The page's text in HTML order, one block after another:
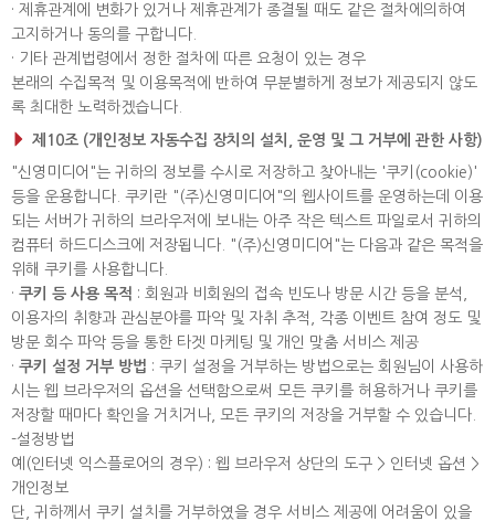
· 제휴관계에 변화가 있거나 제휴관계가 종결될 때도 같은 절차에의하여
고지하거나 동의를 구합니다.
· 기타 관계법령에서 정한 절차에 따른 요청이 있는 경우
본래의 수집목적 및 이용목적에 반하여 무분별하게 정보가 제공되지 않도
록 최대한 노력하겠습니다.
제10조 (개인정보 자동수집 장치의 설치, 운영 및 그 거부에 관한 사항)
"신영미디어"는 귀하의 정보를 수시로 저장하고 찾아내는 '쿠키(cookie)'
등을 운용합니다. 쿠키란 "(주)신영미디어"의 웹사이트를 운영하는데 이용
되는 서버가 귀하의 브라우저에 보내는 아주 작은 텍스트 파일로서 귀하의
컴퓨터 하드디스크에 저장됩니다. "(주)신영미디어"는 다음과 같은 목적을
위해 쿠키를 사용합니다.
· 쿠키 등 사용 목적 : 회원과 비회원의 접속 빈도나 방문 시간 등을 분석,
이용자의 취향과 관심분야를 파악 및 자취 추적, 각종 이벤트 참여 정도 및
방문 회수 파악 등을 통한 타겟 마케팅 및 개인 맞춤 서비스 제공
· 쿠키 설정 거부 방법 : 쿠키 설정을 거부하는 방법으로는 회원님이 사용하
시는 웹 브라우저의 옵션을 선택함으로써 모든 쿠키를 허용하거나 쿠키를
저장할 때마다 확인을 거치거나, 모든 쿠키의 저장을 거부할 수 있습니다.
-설정방법
예(인터넷 익스플로어의 경우) : 웹 브라우저 상단의 도구 > 인터넷 옵션 >
개인정보
단, 귀하께서 쿠키 설치를 거부하였을 경우 서비스 제공에 어려움이 있을